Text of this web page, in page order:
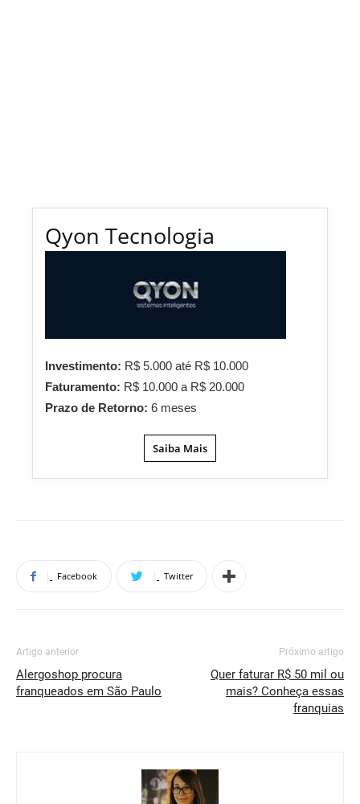
Qyon Tecnologia
Investimento: R$ 5.000 até R$ 10.000
Faturamento: R$ 10.000 a R$ 20.000
Prazo de Retorno: 6 meses
Saiba Mais
Facebook Twitter
Artigo anterior
Alergoshop procura
franqueados em São Paulo
Próximo artigo
Quer faturar R$ 50 mil ou
mais? Conheça essas
franquias